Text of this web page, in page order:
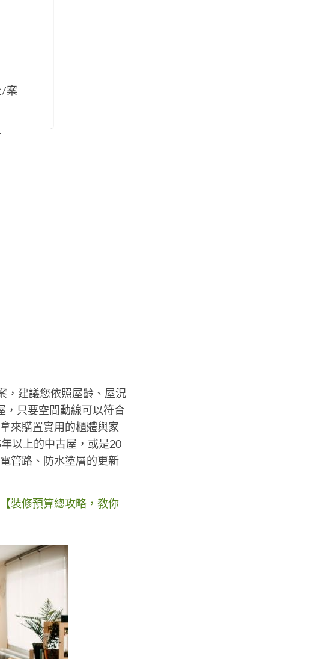
/案
，建議您依照屋齡、屋況
，只要空間動線可以符合
來購置實用的櫃體與家
以上的中古屋，或是20
管路、防水塗層的更新
【裝修預算總攻略，教你